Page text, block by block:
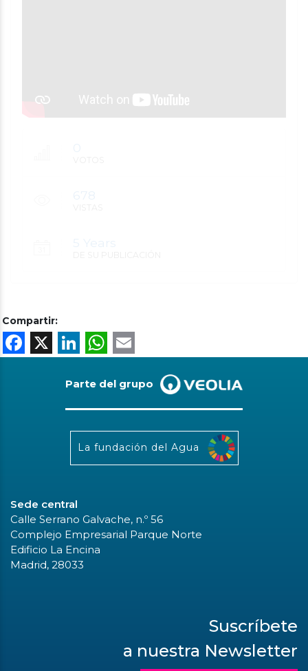
Compartir:
Facebook
X LinkedIn
WhatsApp
Parte del grupo
La fundación del Agua
Sede central
Calle Serrano Galvache, n.º 56
Complejo Empresarial Parque Norte
Edificio La Encina
Madrid, 28033
Suscríbete
a nuestra Newsletter